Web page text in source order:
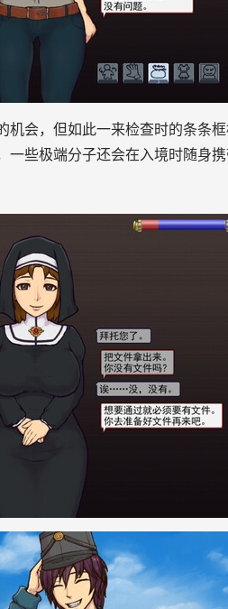
会，但如此一来检查时的条条
些极端分子还会在入境时随身